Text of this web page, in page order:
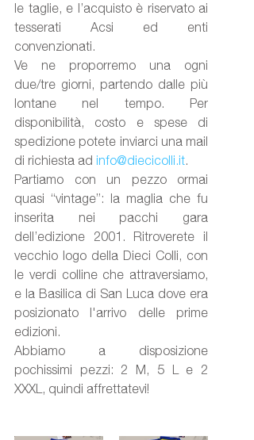
le taglie, e l’acquisto è riservato ai
tesserati Acsi ed enti
convenzionati.
Ve ne proporremo una ogni
due/tre giorni, partendo dalle più
lontane nel tempo. Per
disponibilità, costo e spese di
spedizione potete inviarci una mail
di richiesta ad info@diecicolli.it.
Partiamo con un pezzo ormai
quasi “vintage”: la maglia che fu
inserita nei pacchi gara
dell’edizione 2001. Ritroverete il
vecchio logo della Dieci Colli, con
le verdi colline che attraversiamo,
e la Basilica di San Luca dove era
posizionato l'arrivo delle prime
edizioni.
Abbiamo a disposizione
pochissimi pezzi: 2 M, 5 L e 2
XXXL, quindi affrettatevi!